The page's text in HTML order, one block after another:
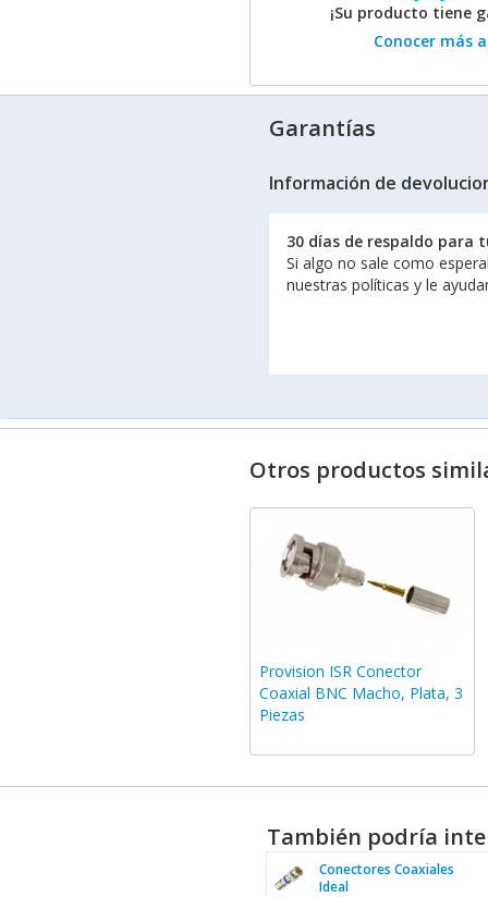
¡Su producto tiene
Conocer más
Garantías
Información de
30 días de respaldo para
Si algo no sale como
nuestras políticas y le
Otros productos
Provision ISR Conector
Coaxial BNC Macho, Plata, 3
Piezas
También podría
Conectores Coaxiales
Ideal